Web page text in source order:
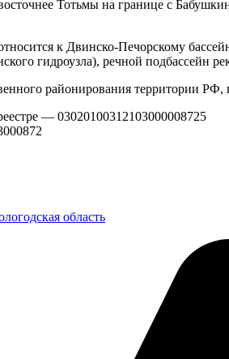
Тотьмы на границе с
к Двинско-Печорскому
гидроузла), речной
районирования территории РФ,
— 03020100312103000008725
область